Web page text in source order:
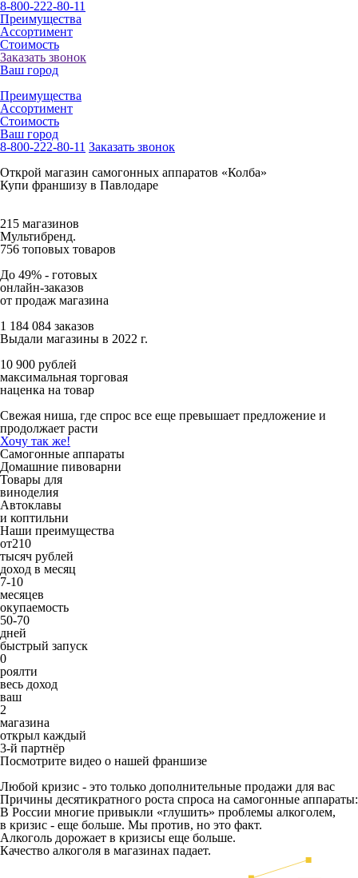
8-800-222-80-11
Преимущества
Ассортимент
Стоимость
Заказать звонок
Ваш город
Преимущества
Ассортимент
Стоимость
Ваш город
8-800-222-80-11 Заказать звонок
Открой магазин самогонных аппаратов «Колба»
Купи франшизу в Павлодаре
215 магазинов
Мультибренд.
756 топовых товаров
До 49% - готовых
онлайн-заказов
от продаж магазина
1 184 084 заказов
Выдали магазины в 2022 г.
10 900 рублей
максимальная торговая
наценка на товар
Свежая ниша, где спрос все еще превышает предложение и
продолжает расти
Хочу так же!
Самогонные аппараты
Домашние пивоварни
Товары для
виноделия
Автоклавы
и коптильни
Наши преимущества
от210
тысяч рублей
доход в месяц
7-10
месяцев
окупаемость
50-70
дней
быстрый запуск
0
роялти
весь доход
ваш
2
магазина
открыл каждый
3-й партнёр
Посмотрите видео о нашей франшизе
Любой кризис - это только дополнительные продажи для вас
Причины десятикратного роста спроса на самогонные аппараты:
В России многие привыкли «глушить» проблемы алкоголем,
в кризис - еще больше. Мы против, но это факт.
Алкоголь дорожает в кризисы еще больше.
Качество алкоголя в магазинах падает.